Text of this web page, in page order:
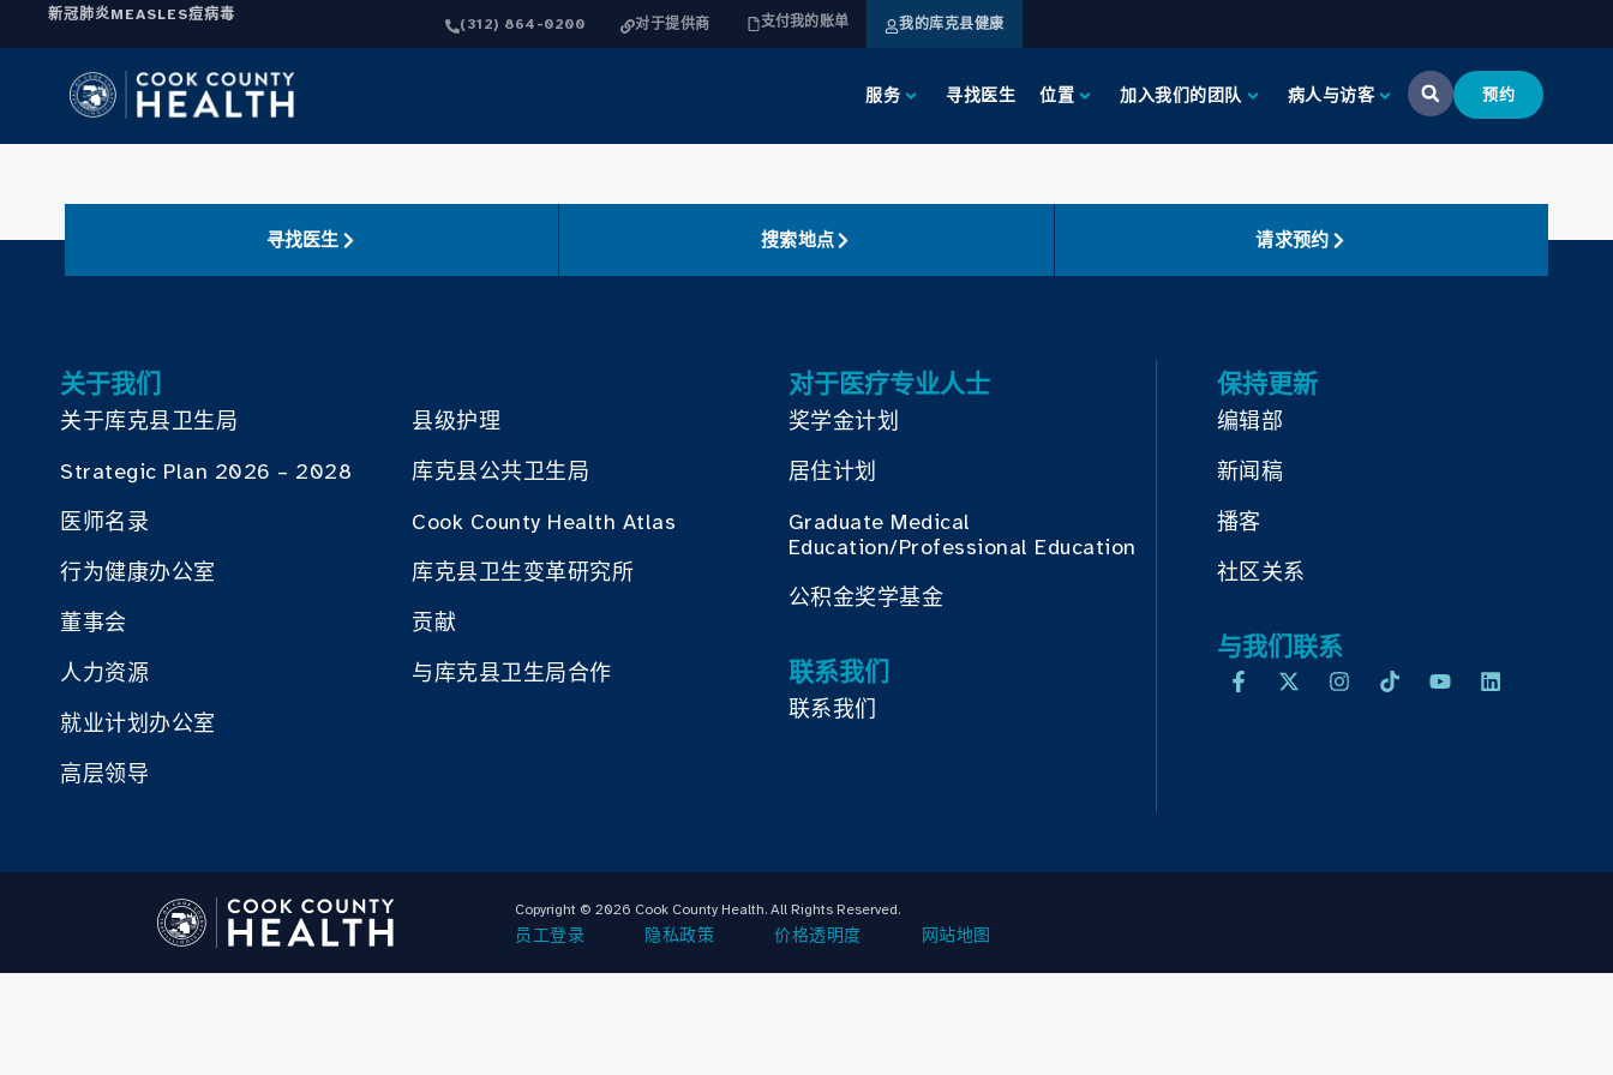
新冠肺炎MEASLES痘病毒
(312) 864-0200 对于提供商 支付我的账单 我的库克县健康
服务 寻找医生 位置 加入我们的团队 病人与访客 预约
寻找医生 搜索地点 请求预约
关于我们
关于库克县卫生局
Strategic Plan 2026 – 2028
医师名录
行为健康办公室
董事会
人力资源
就业计划办公室
高层领导
县级护理
库克县公共卫生局
Cook County Health Atlas
库克县卫生变革研究所
贡献
与库克县卫生局合作
对于医疗专业人士
奖学金计划
居住计划
Graduate Medical
Education/Professional Education
公积金奖学基金
联系我们
联系我们
保持更新
编辑部
新闻稿
播客
社区关系
与我们联系
Copyright © 2026 Cook County Health. All Rights Reserved.
员工登录 隐私政策 价格透明度 网站地图